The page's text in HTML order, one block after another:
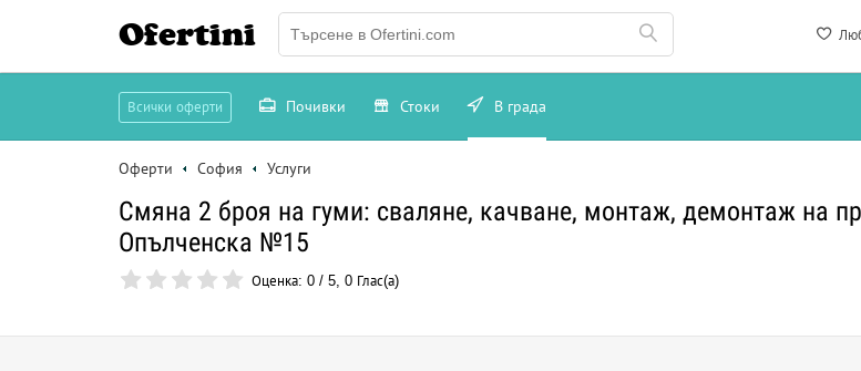
Ofertini
Всички оферти Почивки Стоки В града
Оферти София Услуги
Смяна 2 броя на гуми: сваляне, качване, монтаж, демонтаж на
Опълченска №15
Оценка: 0 / 5, 0 Глас(а)